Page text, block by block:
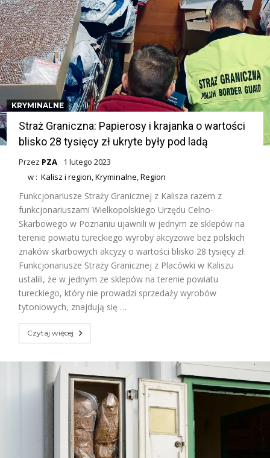
KRYMINALNE
Straż Graniczna: Papierosy i krajanka o wartości
blisko 28 tysięcy zł ukryte były pod ladą
Przez PZA
1 lutego 2023
w :Kalisz i region,Kryminalne,Region
Funkcjonariusze Straży Granicznej z Kalisza razem z
funkcjonariuszami Wielkopolskiego Urzędu Celno-
Skarbowego w Poznaniu ujawnili w jednym ze sklepów na
terenie powiatu tureckiego wyroby akcyzowe bez polskich
znaków skarbowych akcyzy o wartości blisko 28 tysięcy zł.
Funkcjonariusze Straży Granicznej z Placówki w Kaliszu
ustalili, że w jednym ze sklepów na terenie powiatu
tureckiego, który nie prowadzi sprzedaży wyrobów
tytoniowych, znajdują się …
Czytaj więcej